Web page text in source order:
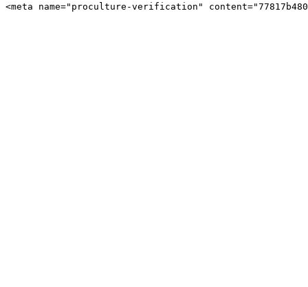
<meta name="proculture-verification"